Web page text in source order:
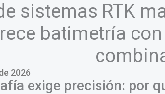
sistemas RTK
batimetría
2026
exige precisión: por